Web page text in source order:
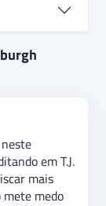
se
25 da
em T.J.
mais
mete medo